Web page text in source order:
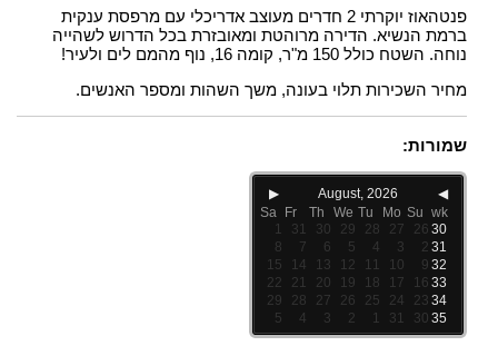
פנטהאוז יוקרתי 2 חדרים מעוצב אדריכלי עם מרפסת ענקית
ברמת הנשיא. הדירה מרוהטת ומאובזרת בכל הדרוש לשהייה
נוחה. השטח כולל 150 מ"ר, קומה 16, נוף מהמם לים ולעיר!
מחיר השכירות תלוי בעונה, משך השהות ומספר האנשים.
שמורות:
◀
August, 2026
▶
wk
Su
Mo
Tu
We
Th
Fr
Sa
30
26
27
28
29
30
31
1
31
2
3
4
5
6
7
8
32
9
10
11
12
13
14
15
33
16
17
18
19
20
21
22
34
23
24
25
26
27
28
29
35
30
31
1
2
3
4
5